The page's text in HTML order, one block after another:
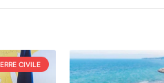
CIVILE